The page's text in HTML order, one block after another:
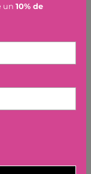
LUDI
un 10% de